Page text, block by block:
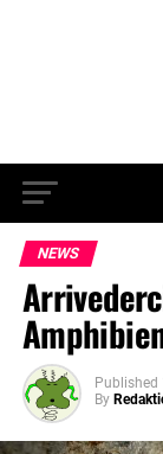
NEWS
Published
By